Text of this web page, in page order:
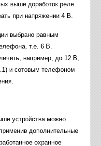
выше доработок реле
при напряжении 4 В.
выбрано равным
т.е. 6 В.
например, до 12 В,
и сотовым телефоном
устройства можно
дополнительные
охранное